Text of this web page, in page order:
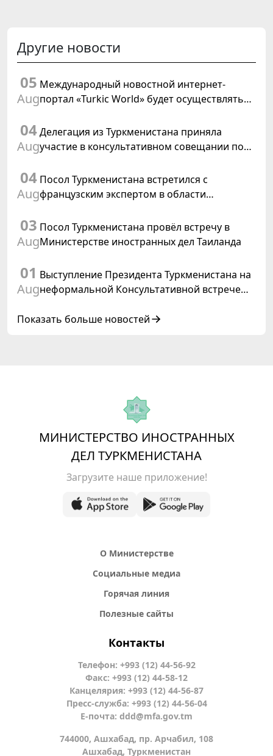
Другие новости
05
Aug
Международный новостной интернет-
портал «Turkic World» будет осуществлять
заседания Халк Маслахаты Туркменистана
04
Aug
Делегация из Туркменистана приняла
участие в консультативном совещании по
04
Aug
Посол Туркменистана встретился с
французским экспертом в области
03
Aug
Посол Туркменистана провёл встречу в
Министерстве иностранных дел Таиланда
01
Aug
Выступление Президента Туркменистана на
неформальной Консультативной встрече
Азербайджанской Республики
Показать больше новостей
МИНИСТЕРСТВО ИНОСТРАННЫХ
ДЕЛ ТУРКМЕНИСТАНА
Загрузите наше приложение!
О Министерстве
Социальные медиа
Горячая линия
Полезные сайты
Контакты
Телефон: +993 (12) 44-56-92
Факс: +993 (12) 44-58-12
Канцелярия: +993 (12) 44-56-87
Пресс-служба: +993 (12) 44-56-04
Е-почта: ddd@mfa.gov.tm
744000, Ашхабад, пр. Арчабил, 108
Ашхабад, Туркменистан